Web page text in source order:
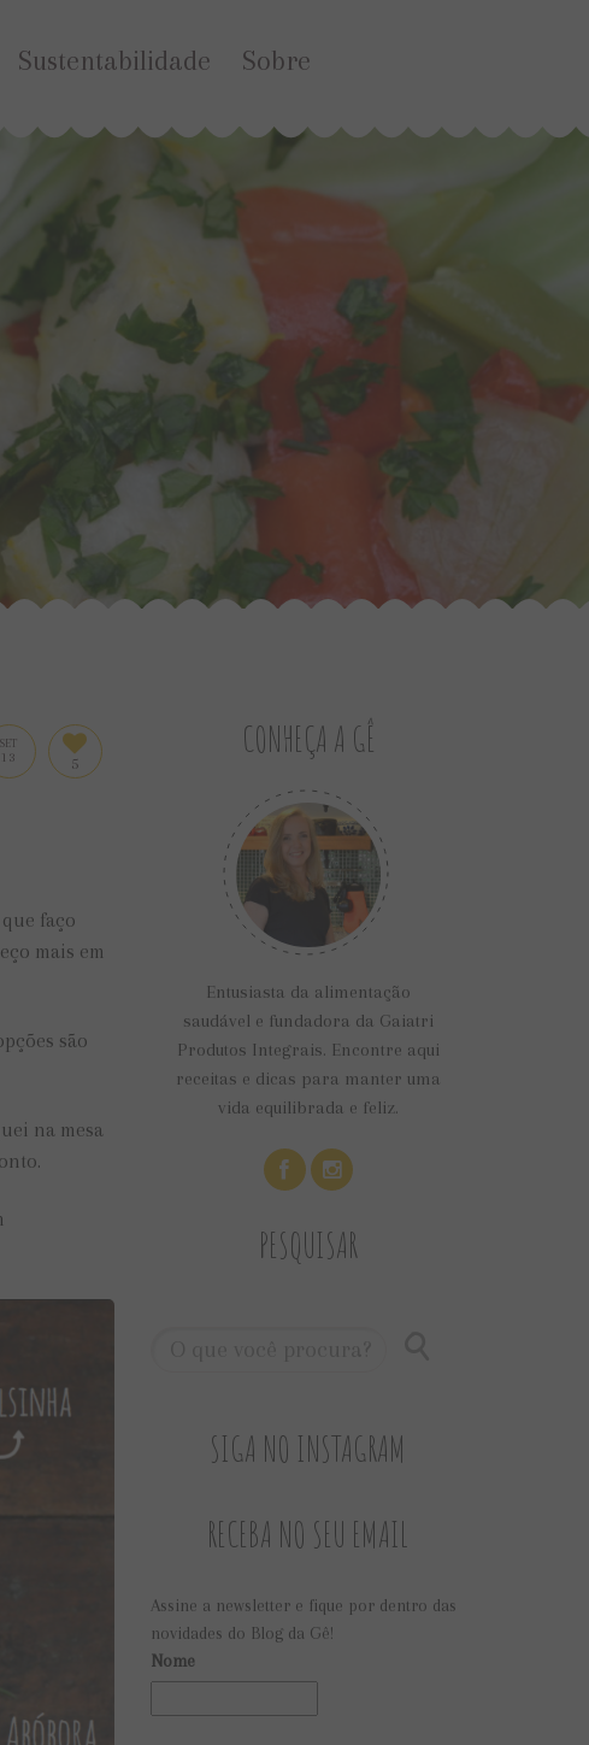
Sustentabilidade Sobre
SET
13 5
faço
mais em
são
na mesa
CONHEÇA A GÊ
Entusiasta da alimentação
saudável e fundadora da Gaiatri
Produtos Integrais. Encontre aqui
receitas e dicas para manter uma
vida equilibrada e feliz.
PESQUISAR
SIGA NO INSTAGRAM
RECEBA NO SEU EMAIL
Assine a newsletter e fique por dentro das
novidades do Blog da Gê!
Nome